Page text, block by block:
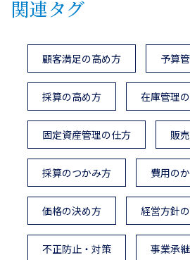
関連タグ
顧客満足の高め方 予算
採算の高め方 在庫管理
固定資産管理の仕方 販
採算のつかみ方 費用の
価格の決め方 経営方針
不正防止・対策 事業承